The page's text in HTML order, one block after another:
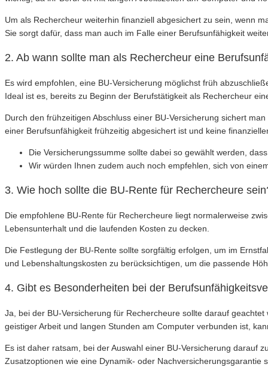
Um als Rechercheur weiterhin finanziell abgesichert zu sein, wenn
Sie sorgt dafür, dass man auch im Falle einer Berufsunfähigkeit
2. Ab wann sollte man als Rechercheur eine
Es wird empfohlen, eine BU-Versicherung möglichst früh
Ideal ist es, bereits zu Beginn der Berufstätigkeit als Rechercheur
Durch den frühzeitigen Abschluss einer BU-Versicherung sichert
einer Berufsunfähigkeit frühzeitig abgesichert ist und keine
Die Versicherungssumme sollte dabei so gewählt werden,
Wir würden Ihnen zudem auch noch empfehlen, sich von
3. Wie hoch sollte die BU-Rente für Rechercheure
Die empfohlene BU-Rente für Rechercheure liegt normalerweise
Lebensunterhalt und die laufenden Kosten zu decken.
Die Festlegung der BU-Rente sollte sorgfältig erfolgen, um im
und Lebenshaltungskosten zu berücksichtigen, um die passende
4. Gibt es Besonderheiten bei der
Ja, bei der BU-Versicherung für Rechercheure sollte darauf
geistiger Arbeit und langen Stunden am Computer verbunden ist,
Es ist daher ratsam, bei der Auswahl einer BU-Versicherung darauf
Zusatzoptionen wie eine Dynamik- oder